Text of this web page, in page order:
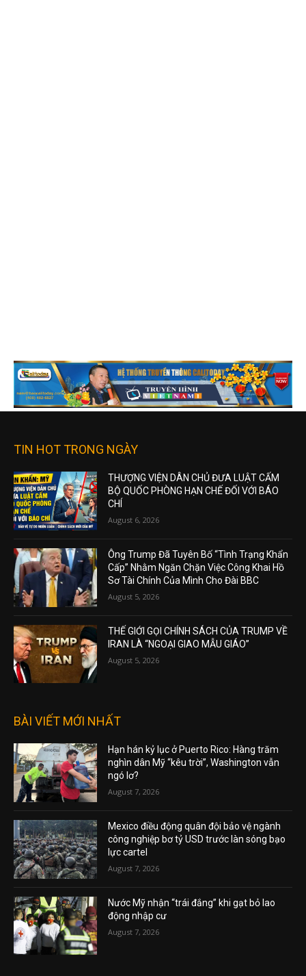
TIN HOT TRONG NGÀY
THƯỢNG VIỆN DÂN CHỦ ĐƯA LUẬT CẤM
BỘ QUỐC PHÒNG HẠN CHẾ ĐỐI VỚI BÁO
CHÍ
August 6, 2026
Ông Trump Đã Tuyên Bố “Tình Trạng Khẩn
Cấp” Nhằm Ngăn Chặn Việc Công Khai Hồ
Sơ Tài Chính Của Mình Cho Đài BBC
August 5, 2026
THẾ GIỚI GỌI CHÍNH SÁCH CỦA TRUMP VỀ
IRAN LÀ “NGOẠI GIAO MẪU GIÁO”
August 5, 2026
BÀI VIẾT MỚI NHẤT
Hạn hán kỷ lục ở Puerto Rico: Hàng trăm
nghìn dân Mỹ “kêu trời”, Washington vẫn
ngó lơ?
August 7, 2026
Mexico điều động quân đội bảo vệ ngành
công nghiệp bơ tỷ USD trước làn sóng bạo
lực cartel
August 7, 2026
Nước Mỹ nhận “trái đắng” khi gạt bỏ lao
động nhập cư
August 7, 2026